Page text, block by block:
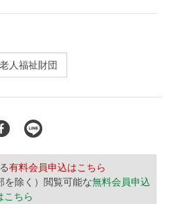
人福祉財団
有料会員申込はこちら
を除く）閲覧可能な無料会員申込
こちら